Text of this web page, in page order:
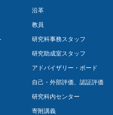
沿革
教員
研究科事務スタッフ
研究助成室スタッフ
アドバイザリー・ボード
自己・外部評価、認証評価
研究科内センター
寄附講義